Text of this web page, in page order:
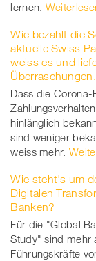
lernen.
Wie bezahlt die
aktuelle Swiss
weiss es und
Überraschungen.
Dass die
hinlänglich
sind weniger
weiss mehr.
Wie steht's um
Digitalen
Banken?
Für die "Global
Study" sind mehr
Führungskräfte